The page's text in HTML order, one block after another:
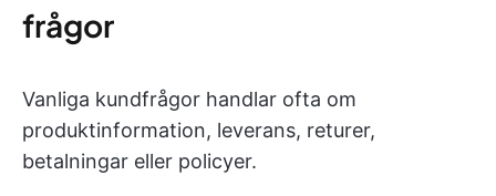
frågor
Vanliga kundfrågor handlar ofta om
produktinformation, leverans, returer,
betalningar eller policyer.